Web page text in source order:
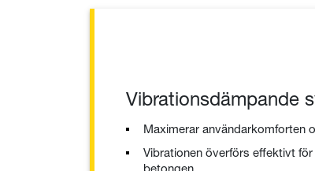
Vibrationsdämpande
Maximerar användarkomforten
Vibrationen överförs effektivt